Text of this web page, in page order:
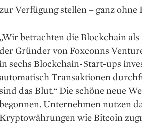
zur Verfügung ­stellen – ganz ohne
„Wir betrachten die Blockchain
der Gründer von Foxconns
in sechs Blockchain-Start-ups
automatisch Transaktionen
sind das Blut.“ Die schöne neue
begonnen. Unternehmen nutzen
Kryptowährungen wie Bitcoin